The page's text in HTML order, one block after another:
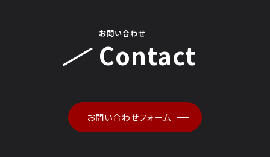
お問い合わせ
Contact
お問い合わせフォーム